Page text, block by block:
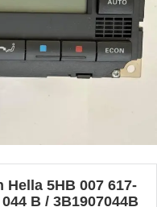
5HB 007 617-
B / 3B1907044B